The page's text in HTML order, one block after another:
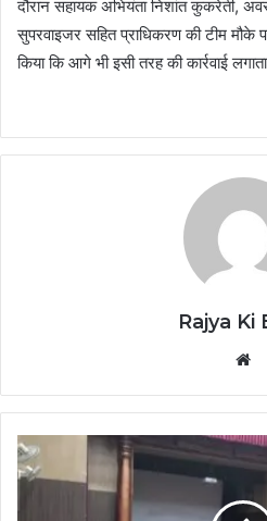
दौरान सहायक अभियंता निशांत कुकरेती,
सुपरवाइजर सहित प्राधिकरण की टीम मौके
किया कि आगे भी इसी तरह की कार्रवाई
Rajya Ki